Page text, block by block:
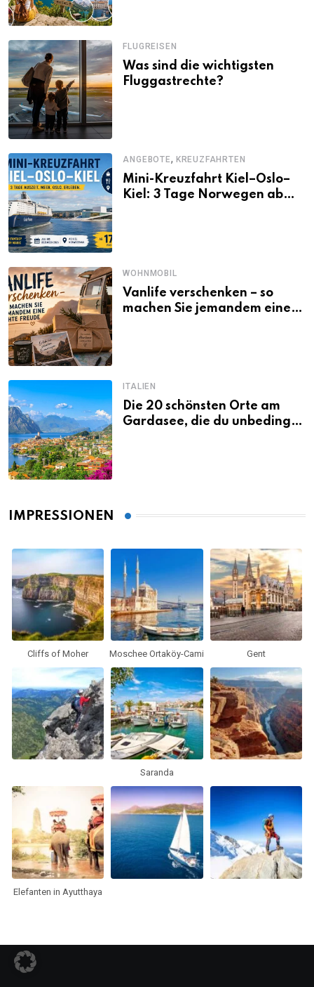
FLUGREISEN
Was sind die wichtigsten
Fluggastrechte?
ANGEBOTE, KREUZFAHRTEN
Mini-Kreuzfahrt Kiel–Oslo–
Kiel: 3 Tage Norwegen ab
WOHNMOBIL
Vanlife verschenken – so
machen Sie jemandem eine
ITALIEN
Die 20 schönsten Orte am
Gardasee, die du unbedingt
IMPRESSIONEN
Cliffs of Moher Moschee Ortaköy-Cami Gent
Saranda
Elefanten in Ayutthaya